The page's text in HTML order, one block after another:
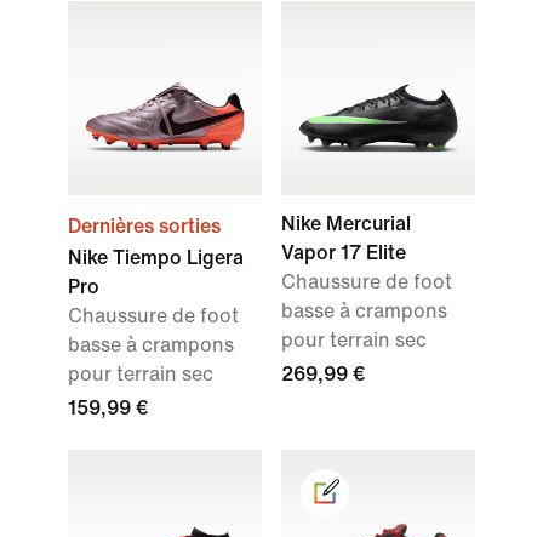
Dernières sorties
Nike Tiempo Ligera
Pro
Chaussure de foot
basse à crampons
pour terrain sec
159,99 €
Nike Mercurial
Vapor 17 Elite
Chaussure de foot
basse à crampons
pour terrain sec
269,99 €